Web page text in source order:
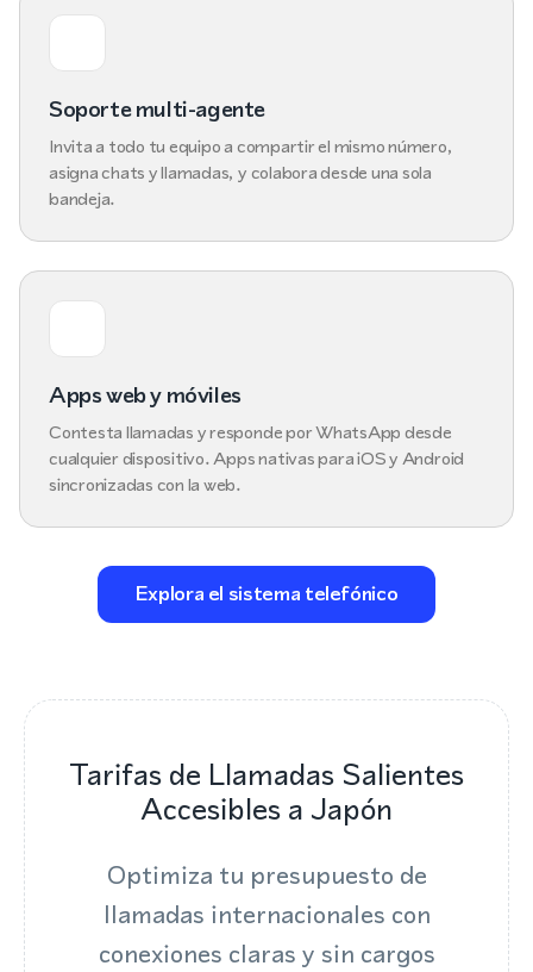
Soporte multi-agente
Invita a todo tu equipo a compartir el mismo número,
asigna chats y llamadas, y colabora desde una sola
bandeja.
Apps web y móviles
Contesta llamadas y responde por WhatsApp desde
cualquier dispositivo. Apps nativas para iOS y Android
sincronizadas con la web.
Explora el sistema telefónico
Tarifas de Llamadas Salientes
Accesibles a Japón
Optimiza tu presupuesto de
llamadas internacionales con
conexiones claras y sin cargos